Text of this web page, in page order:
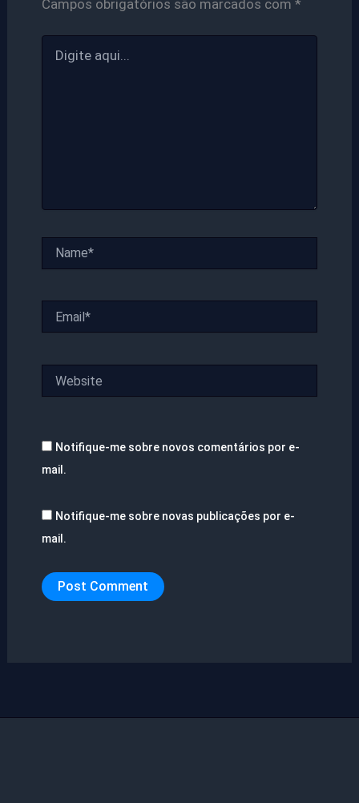
Campos obrigatórios são marcados com *
aqui...
Notifique-me sobre novos comentários por e-
mail.
Notifique-me sobre novas publicações por e-
mail.